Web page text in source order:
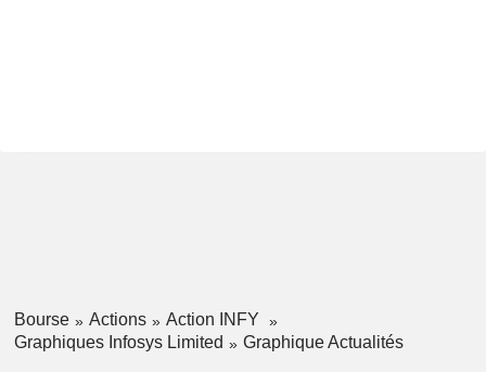
Bourse Actions
Action INFY
Graphiques Infosys Limited
Graphique Actualités